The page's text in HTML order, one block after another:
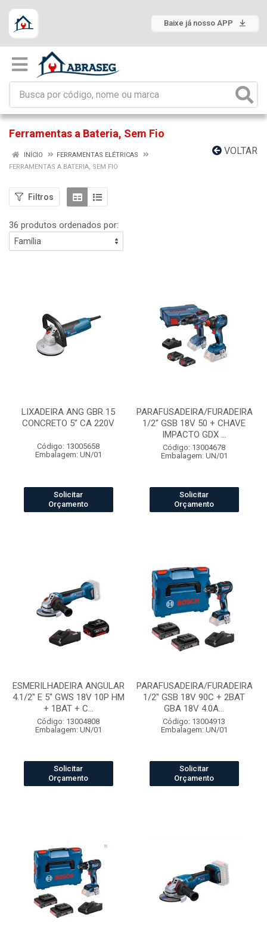
Baixe já nosso APP
Ferramentas a Bateria, Sem Fio
VOLTAR
INÍCIO
FERRAMENTAS ELÉTRICAS
FERRAMENTAS A BATERIA, SEM FIO
Filtros
36 produtos ordenados por:
LIXADEIRA ANG GBR 15
CONCRETO 5" CA 220V
Código: 13005658
Embalagem: UN/01
Solicitar
Orçamento
PARAFUSADEIRA/FURADEIRA
1/2" GSB 18V 50 + CHAVE
IMPACTO GDX ...
Código: 13004678
Embalagem: UN/01
Solicitar
Orçamento
ESMERILHADEIRA ANGULAR
4.1/2" E 5" GWS 18V 10P HM
+ 1BAT + C...
Código: 13004808
Embalagem: UN/01
Solicitar
Orçamento
PARAFUSADEIRA/FURADEIRA
1/2" GSB 18V 90C + 2BAT
GBA 18V 4.0A...
Código: 13004913
Embalagem: UN/01
Solicitar
Orçamento